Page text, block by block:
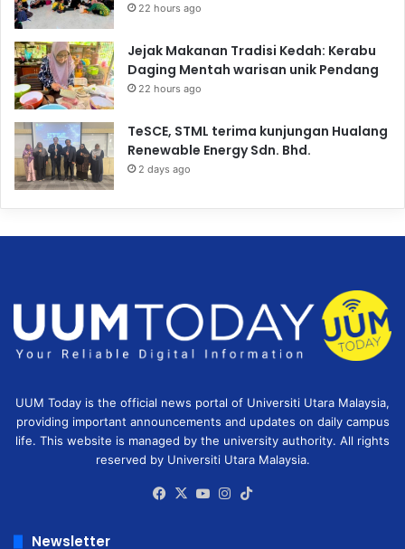
22 hours ago
Jejak Makanan Tradisi Kedah: Kerabu
Daging Mentah warisan unik Pendang
22 hours ago
TeSCE, STML terima kunjungan Hualang
Renewable Energy Sdn. Bhd.
2 days ago
UUM Today is the official news portal of Universiti Utara Malaysia,
providing important announcements and updates on daily campus
life. This website is managed by the university authority. All rights
reserved by Universiti Utara Malaysia.
Facebook
X YouTubeInstagram
Newsletter